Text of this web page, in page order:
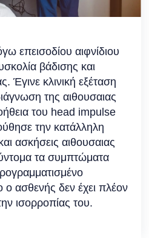
τους. Το μόνο που πρέπει
είναι να κρατήσει το
σημείο που θα του
που κάνει. Η
ξεπερνά τα 10 λεπτά μαζί
είναι εύκολη και
ασθενή και το πιο
ζάλη.
επεισοδίου αιφνίδιου
βάδισης και
Έγινε κλινική εξέταση
της αιθουσαιας
του head impulse
την κατάλληλη
ασκήσεις αιθουσαιας
τα συμπτώματα
ασθενής δεν έχει πλέον
ισορροπίας του.